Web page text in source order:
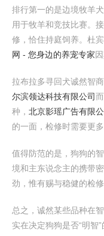
排行第一的是边境牧羊
用于牧羊和竞技比赛。
修，恰住持庭饲养。杜
网 - 您身边的养宠专家
拉布拉多寻回犬诚然智商
尔滨领达科技有限公司
种， 北京影瑶广告有限公
的一面，检修时需要更多
值得防范的是，狗狗的
境和主东说念主的携带
劲，惟有赐与稳健的检
总之，诚然某些品种在
实在决定狗狗是否“明智